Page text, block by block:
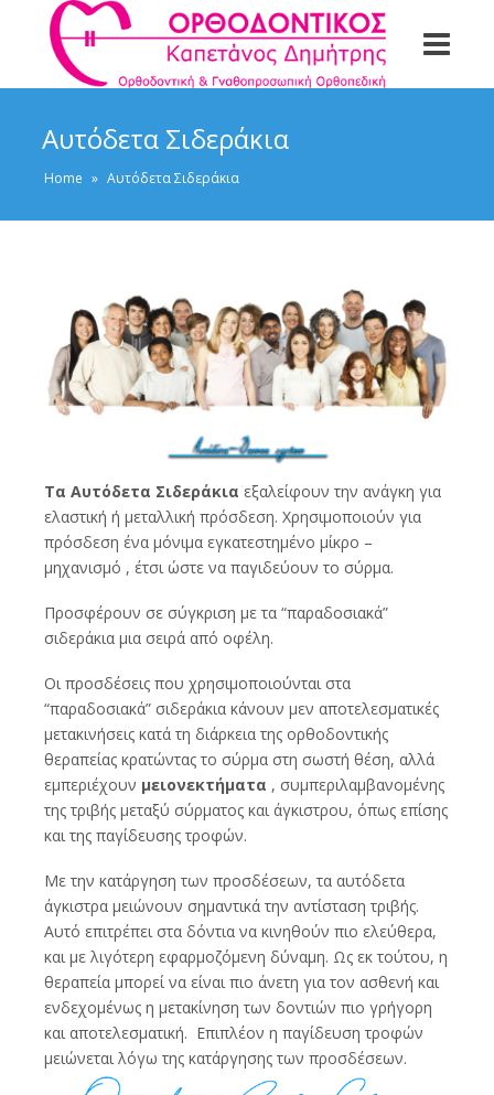
Αυτόδετα Σιδεράκια
Home » Αυτόδετα Σιδεράκια
Τα Αυτόδετα Σιδεράκια εξαλείφουν την ανάγκη για
ελαστική ή μεταλλική πρόσδεση. Χρησιμοποιούν για
πρόσδεση ένα μόνιμα εγκατεστημένο μίκρο –
μηχανισμό , έτσι ώστε να παγιδεύουν το σύρμα.
Προσφέρουν σε σύγκριση με τα “παραδοσιακά”
σιδεράκια μια σειρά από οφέλη.
Οι προσδέσεις που χρησιμοποιούνται στα
“παραδοσιακά” σιδεράκια κάνουν μεν αποτελεσματικές
μετακινήσεις κατά τη διάρκεια της ορθοδοντικής
θεραπείας κρατώντας το σύρμα στη σωστή θέση, αλλά
εμπεριέχουν μειονεκτήματα , συμπεριλαμβανομένης
της τριβής μεταξύ σύρματος και άγκιστρου, όπως επίσης
και της παγίδευσης τροφών.
Με την κατάργηση των προσδέσεων, τα αυτόδετα
άγκιστρα μειώνουν σημαντικά την αντίσταση τριβής.
Αυτό επιτρέπει στα δόντια να κινηθούν πιο ελεύθερα,
και με λιγότερη εφαρμοζόμενη δύναμη. Ως εκ τούτου, η
θεραπεία μπορεί να είναι πιο άνετη για τον ασθενή και
ενδεχομένως η μετακίνηση των δοντιών πιο γρήγορη
και αποτελεσματική. Επιπλέον η παγίδευση τροφών
μειώνεται λόγω της κατάργησης των προσδέσεων.